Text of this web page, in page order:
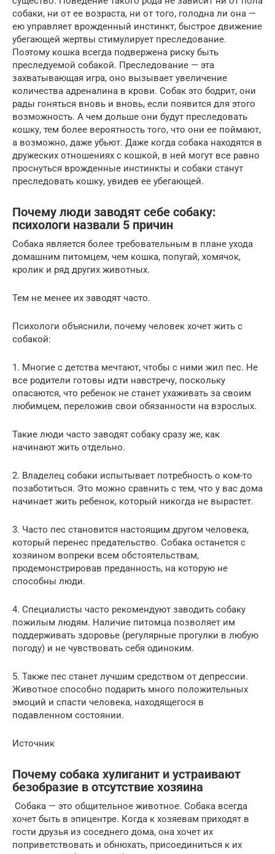
собаки, ни от еe возраста, ни от того, голодна ли она —
ею управляет врожденный инстинкт, быстрое движение
убегающей жертвы стимулирует преследование.
Поэтому кошка всегда подвержена риску быть
преследуемой собакой. Преследование — эта
захватывающая игра, оно вызывает увеличение
количества адреналина в крови. Собак это бодрит, они
рады гоняться вновь и вновь, если появится для этого
возможность. А чем дольше они будут преследовать
кошку, тем более вероятность того, что они ее поймают,
а возможно, даже убьют. Даже когда собака находятся в
дружеских отношениях с кошкой, в ней могут все равно
проснуться врожденные инстинкты и собаки станут
преследовать кошку, увидев ее убегающей.
Почему люди заводят себе собаку:
психологи назвали 5 причин
Собака является более требовательным в плане ухода
домашним питомцем, чем кошка, попугай, хомячок,
кролик и ряд других животных.
Тем не менее их заводят часто.
Психологи объяснили, почему человек хочет жить с
собакой:
1. Многие с детства мечтают, чтобы с ними жил пес. Не
все родители готовы идти навстречу, поскольку
опасаются, что ребенок не станет ухаживать за своим
любимцем, переложив свои обязанности на взрослых.
Такие люди часто заводят собаку сразу же, как
начинают жить отдельно.
2. Владелец собаки испытывает потребность о ком-то
позаботиться. Это можно сравнить с тем, что у вас дома
начинает жить ребенок, который никогда не вырастет.
3. Часто пес становится настоящим другом человека,
который перенес предательство. Собака останется с
хозяином вопреки всем обстоятельствам,
продемонстрировав преданность, на которую не
способны люди.
4. Специалисты часто рекомендуют заводить собаку
пожилым людям. Наличие питомца позволяет им
поддерживать здоровье (регулярные прогулки в любую
погоду) и не чувствовать себя одиноким.
5. Также пес станет лучшим средством от депрессии.
Животное способно подарить много положительных
эмоций и спасти человека, находящегося в
подавленном состоянии.
Источник
Почему собака хулиганит и устраивают
безобразие в отсутствие хозяина
Собака — это общительное животное. Собака всегда
хочет быть в эпицентре. Когда к хозяевам приходят в
гости друзья из соседнего дома, она хочет их
поприветствовать и обнюхать, присоединиться к их